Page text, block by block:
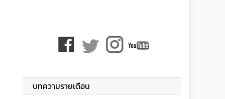
บทความรายเดือน